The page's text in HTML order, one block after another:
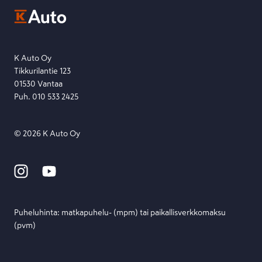
Etsi toimipiste
K Auto Oy
Tikkurilantie 123
01530 Vantaa
Puh. 010 533 2425
© 2026 K Auto Oy
Puheluhinta: matka­puhelu- (mpm) tai paikallis­verkko­maksu
(pvm)